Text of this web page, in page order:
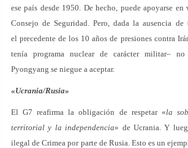
ese país desde 1950. De hecho, puede apoyarse en
Consejo de Seguridad. Pero, dada la ausencia
el precedente de los 10 años de presiones contra
tenía programa nuclear de carácter militar– no
Pyongyang se niegue a aceptar.
«Ucrania/Rusia»
El G7 reafirma la obligación de respetar «la
territorial y la independencia» de Ucrania. Y
ilegal de Crimea por parte de Rusia. Esto es un